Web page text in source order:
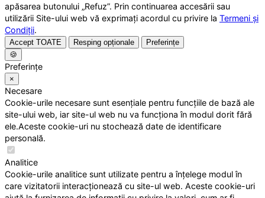
apăsarea butonului „Refuz”. Prin continuarea accesării sau
utilizării Site-ului web vă exprimați acordul cu privire la Termeni și
Condiții.
Accept TOATE Resping opționale
Preferințe
🍪
Preferințe
×
Necesare
Cookie-urile necesare sunt esențiale pentru funcțiile de bază ale
site-ului web, iar site-ul web nu va funcționa în modul dorit fără
ele.Aceste cookie-uri nu stochează date de identificare
personală.
Analitice
Cookie-urile analitice sunt utilizate pentru a înțelege modul în
care vizitatorii interacționează cu site-ul web. Aceste cookie-uri